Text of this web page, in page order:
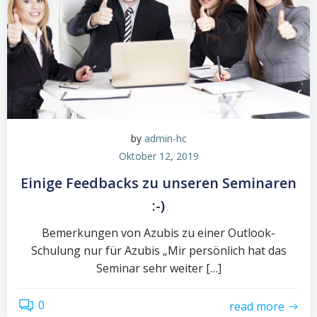
by admin-hc
Oktober 12, 2019
Einige Feedbacks zu unseren Seminaren
:-)
Bemerkungen von Azubis zu einer Outlook-
Schulung nur für Azubis „Mir persönlich hat das
Seminar sehr weiter […]
0 read more